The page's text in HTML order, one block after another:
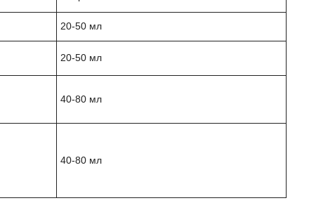
20-50 мл
20-50 мл
40-80 мл
40-80 мл